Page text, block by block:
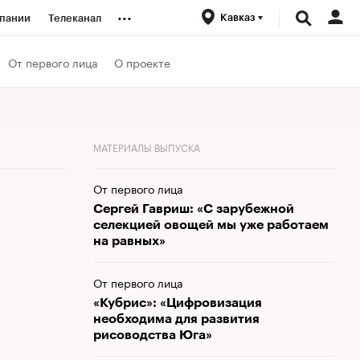
Телеканал ... Кавказ
От первого лица О проекте
МАТЕРИАЛЫ ВЫПУСКА
От первого лица
Сергей Гавриш: «С зарубежной
селекцией овощей мы уже работаем
на равных»
От первого лица
«Кубрис»: «Цифровизация
необходима для развития
рисоводства Юга»